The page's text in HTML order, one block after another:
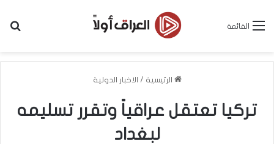
القائمة
الرئيسية / الاخبار الدولية
تركيا تعتقل عراقياً وتقرر تسليمه
لبغداد